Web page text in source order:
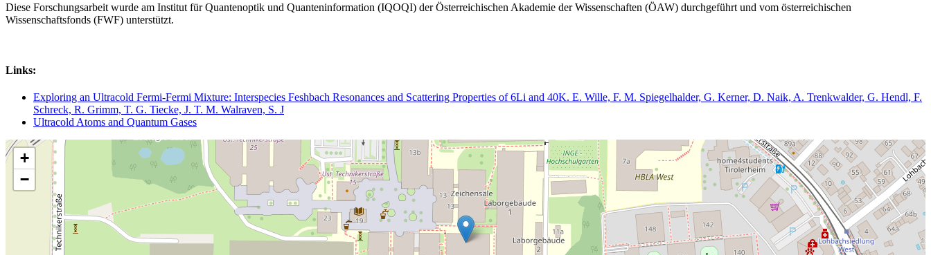
Diese Forschungsarbeit wurde am Institut für Quantenoptik und Quanteninformation (IQOQI) der Österreichischen Akademie der Wissenschaften (ÖAW) durchgeführt und vom österreichischen
Wissenschaftsfonds (FWF) unterstützt.
Links:
Exploring an Ultracold Fermi-Fermi Mixture: Interspecies Feshbach Resonances and Scattering Properties of 6Li and 40K. E. Wille, F. M. Spiegelhalder, G. Kerner, D. Naik, A. Trenkwalder, G. Hendl, F.
Schreck, R. Grimm, T. G. Tiecke, J. T. M. Walraven, S. J
Ultracold Atoms and Quantum Gases
+
−